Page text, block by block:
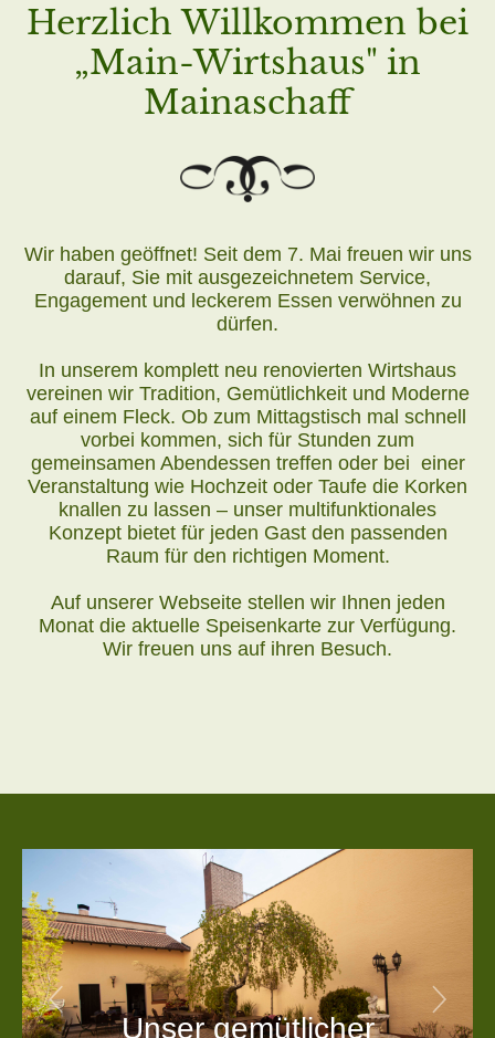
Herzlich Willkommen bei
„Main-Wirtshaus" in
Mainaschaff
Wir haben geöffnet! Seit dem 7. Mai freuen wir uns
darauf, Sie mit ausgezeichnetem Service,
Engagement und leckerem Essen verwöhnen zu
dürfen.
In unserem komplett neu renovierten Wirtshaus
vereinen wir Tradition, Gemütlichkeit und Moderne
auf einem Fleck. Ob zum Mittagstisch mal schnell
vorbei kommen, sich für Stunden zum
gemeinsamen Abendessen treffen oder bei einer
Veranstaltung wie Hochzeit oder Taufe die Korken
knallen zu lassen – unser multifunktionales
Konzept bietet für jeden Gast den passenden
Raum für den richtigen Moment.
Auf unserer Webseite stellen wir Ihnen jeden
Monat die aktuelle Speisenkarte zur Verfügung.
Wir freuen uns auf ihren Besuch.
Previous Next